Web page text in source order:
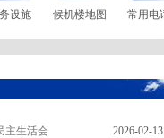
城市
起飞时间
预计起飞 6:30
设施 候机楼地图 常用电
主生活会 2026-02-